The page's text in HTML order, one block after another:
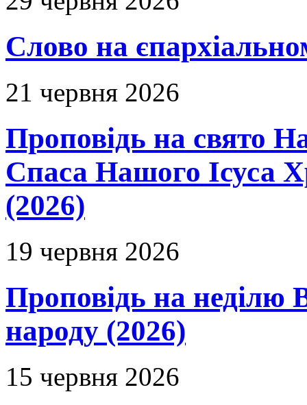
Слово на
21 червня 2026
Проповідь на свято
Спаса Нашого Ісуса
(2026)
19 червня 2026
Проповідь на неділю
народу (2026)
15 червня 2026